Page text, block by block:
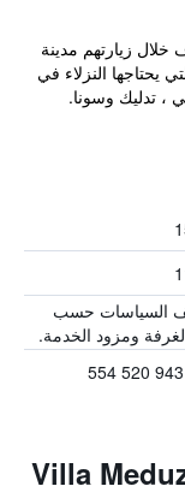
خلال زيارتهم مدينة
يحتاجها النزلاء في
، تدليك وسونا.
السياسات حسب
ومزود الخدمة.